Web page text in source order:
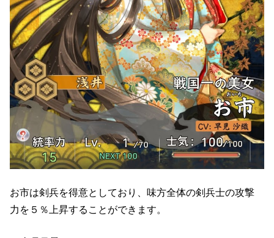
お市は剣兵を得意としており、味方全体の剣兵士の攻撃
力を５％上昇することができます。